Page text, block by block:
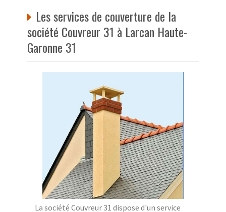
Les services de couverture de la
société Couvreur 31 à Larcan Haute-
Garonne 31
La société Couvreur 31 dispose d'un service